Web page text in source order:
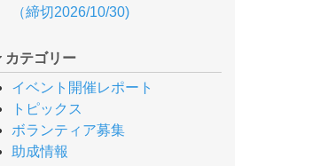
（締切2026/10/30)
カテゴリー
イベント開催レポート
トピックス
ボランティア募集
助成情報